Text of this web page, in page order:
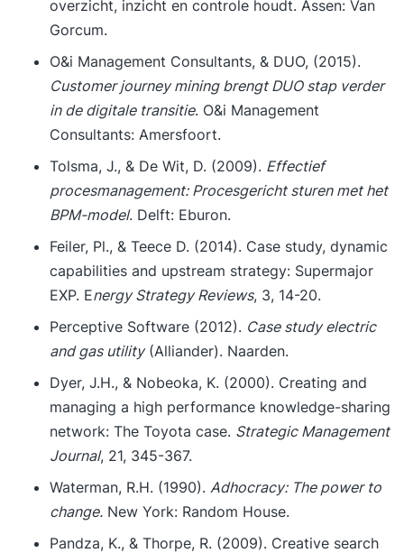
overzicht, inzicht en controle houdt. Assen: Van
Gorcum.
O&i Management Consultants, & DUO, (2015).
Customer journey mining brengt DUO stap verder
in de digitale transitie. O&i Management
Consultants: Amersfoort.
Tolsma, J., & De Wit, D. (2009). Effectief
procesmanagement: Procesgericht sturen met het
BPM-model. Delft: Eburon.
Feiler, Pl., & Teece D. (2014). Case study, dynamic
capabilities and upstream strategy: Supermajor
EXP. Energy Strategy Reviews, 3, 14-20.
Perceptive Software (2012). Case study electric
and gas utility(Alliander). Naarden.
Dyer, J.H., & Nobeoka, K. (2000). Creating and
managing a high performance knowledge-sharing
network: The Toyota case. Strategic Management
Journal, 21, 345-367.
Waterman, R.H. (1990). Adhocracy: The power to
change. New York: Random House.
Pandza, K., & Thorpe, R. (2009). Creative search